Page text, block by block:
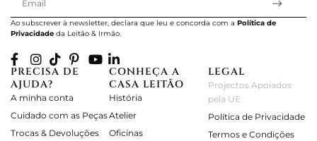
Ao subscrever à newsletter, declara que leu e concorda com a Política de
Privacidade da Leitão & Irmão.
PRECISA DE
AJUDA?
A minha conta
Cuidado com as Peças
Trocas & Devoluções
CONHEÇA A
CASA LEITÃO
História
Atelier
Oficinas
LEGAL
Projectos Apoiados
pela UE
Política de Privacidade
Termos e Condições